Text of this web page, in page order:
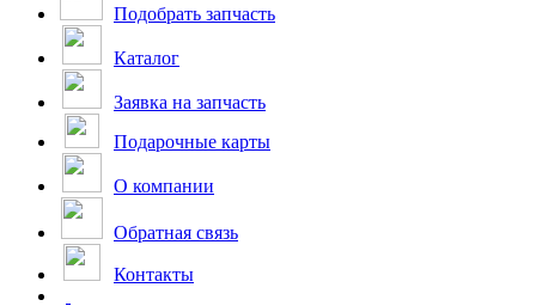
Подобрать запчасть
Каталог
Заявка на запчасть
Подарочные карты
О компании
Обратная связь
Контакты